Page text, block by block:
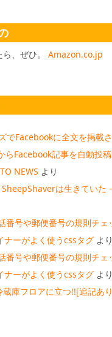
、ぜひ。 Amazon.co.jp
でFacebookに全文を掲載
らFacebook記事を自動投
NEWS より
SheepShaverは生きていた
番号や郵便番号の規則チェ
ーがよく使うcssタグ より
番号や郵便番号の規則チェ
ーがよく使うcssタグ より
庫フロアに立つ!![追記あ